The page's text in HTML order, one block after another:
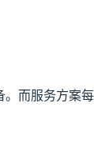
而服务方案